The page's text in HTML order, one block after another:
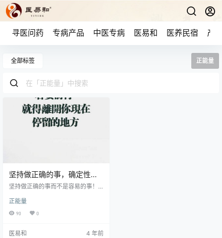
寻医问药 专病产品 中医专病 医易和 医养民宿 产
全部标签 正能量
坚持做正确的事，确定性的
事
坚持做正确的事而不是容易的事！
使下，医易和的定位实现“健康即
心，心即健康，帮大家健康得更好”
施”。 这句话不仅适用医易和，同样
正能量
90 0
医易和 4 年前